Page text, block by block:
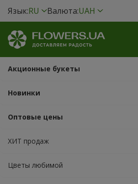
Язык:RU Валюта:UAH
Акционные букеты
Новинки
Оптовые цены
ХИТ продаж
Цветы любимой